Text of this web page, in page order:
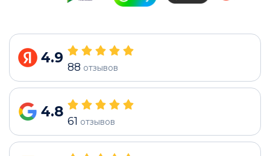
4.9
88 отзывов
4.8
61 отзывов